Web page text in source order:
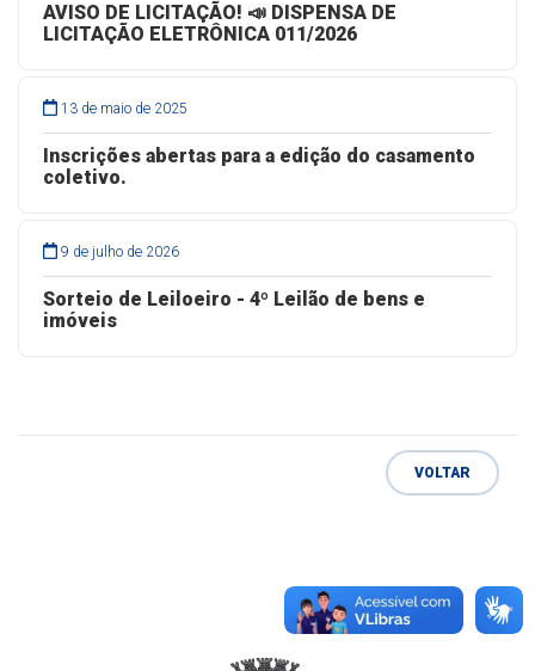
AVISO DE LICITAÇÃO! 📣 DISPENSA DE
LICITAÇÃO ELETRÔNICA 011/2026
13 de maio de 2025
Inscrições abertas para a edição do casamento
coletivo.
9 de julho de 2026
Sorteio de Leiloeiro - 4º Leilão de bens e
imóveis
VOLTAR